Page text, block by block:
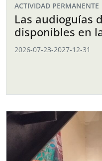
ACTIVIDAD PERMANENTE
Las audioguías
disponibles en
2026-07-23-2027-12-31